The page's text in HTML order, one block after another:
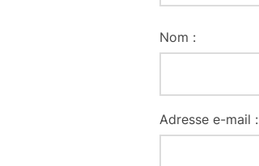
Nom :
Adresse e-mail :